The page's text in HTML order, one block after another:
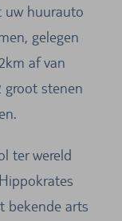
uw huurauto
gelegen
af van
groot stenen
ter wereld
bekende arts